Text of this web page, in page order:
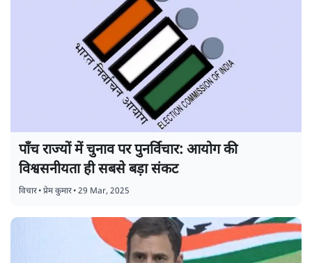
पाँच राज्यों में चुनाव पर पुनर्विचार: आयोग की
विश्वसनीयता ही सबसे बड़ा संकट
विचार•प्रेम कुमार•29 Mar, 2025